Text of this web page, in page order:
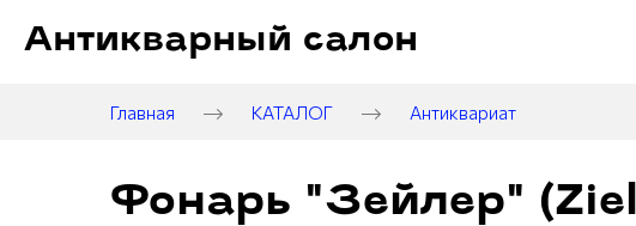
Антикварный салон
Главная КАТАЛОГ Антиквариат
Фонарь "Зейлер"